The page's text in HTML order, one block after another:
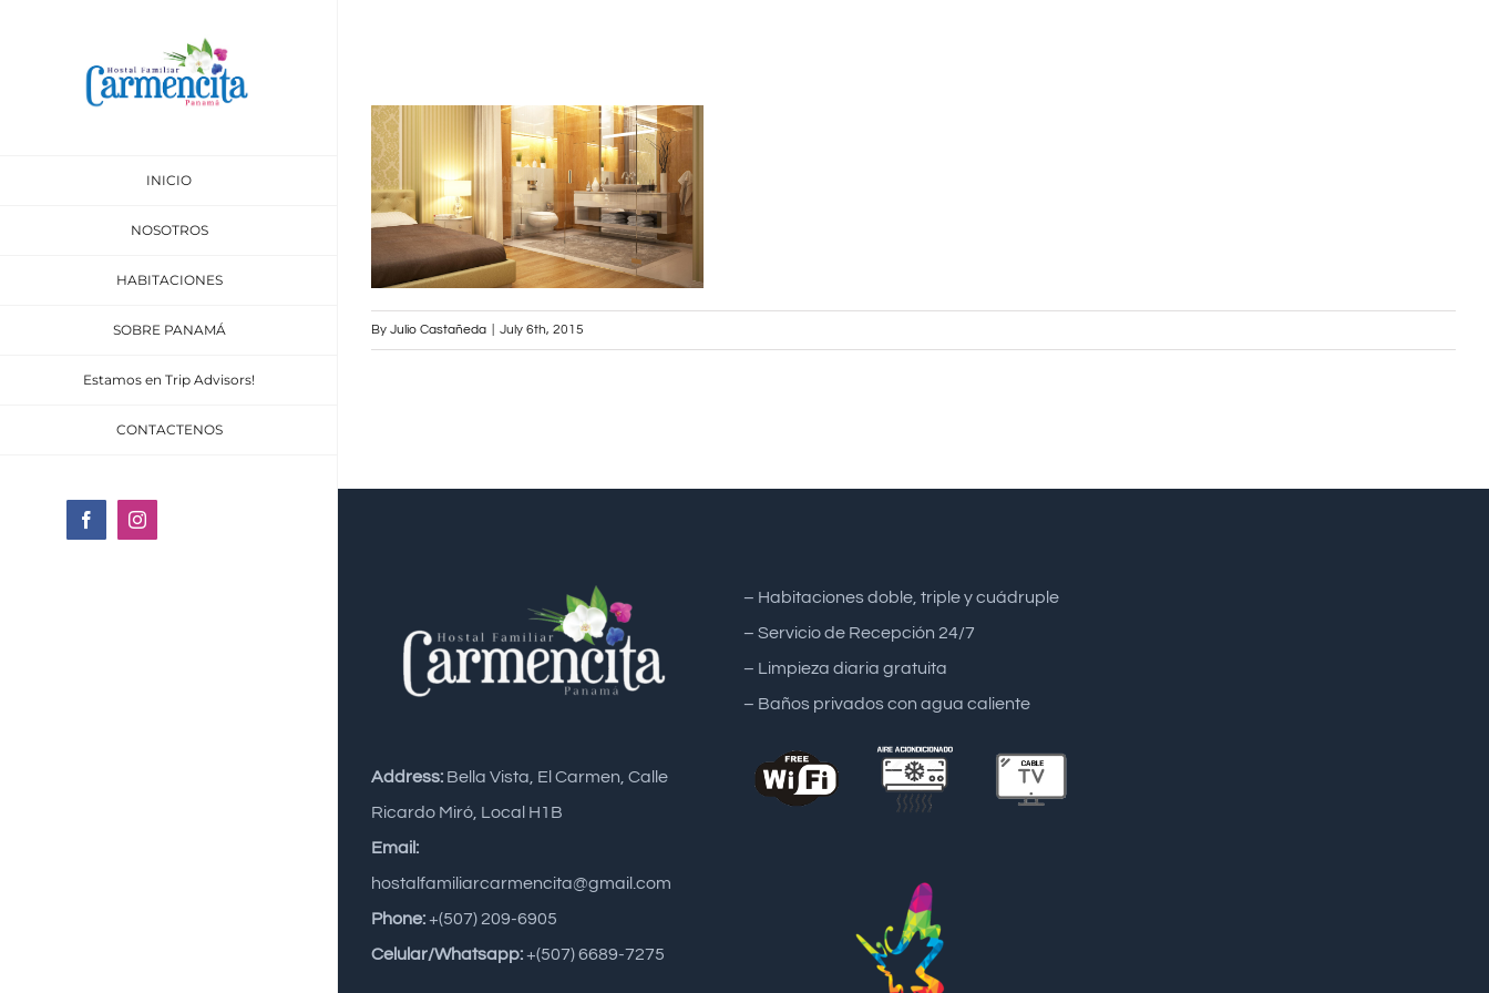
INICIO
NOSOTROS
HABITACIONES
SOBRE PANAMÁ
Estamos en Trip Advisors!
CONTACTENOS
FacebookInstagram
By Julio Castañeda July 6th, 2015
Address: Bella Vista, El Carmen, Calle
Ricardo Miró, Local H1B
Email:
hostalfamiliarcarmencita@gmail.com
Phone:+(507) 209-6905
Celular/Whatsapp:+(507) 6689-7275
– Habitaciones doble, triple y cuádruple
– Servicio de Recepción 24/7
– Limpieza diaria gratuita
– Baños privados con agua caliente